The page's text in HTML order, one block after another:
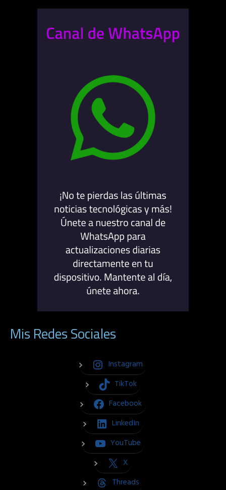
Mis Redes Sociales
Instagram
TikTok
Facebook
LinkedIn
YouTube
X
Threads